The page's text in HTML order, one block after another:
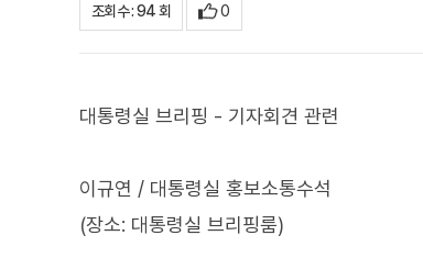
조회수 : 94 회 0
대통령실 브리핑 - 기자회견 관련
이규연 / 대통령실 홍보소통수석
(장소: 대통령실 브리핑룸)